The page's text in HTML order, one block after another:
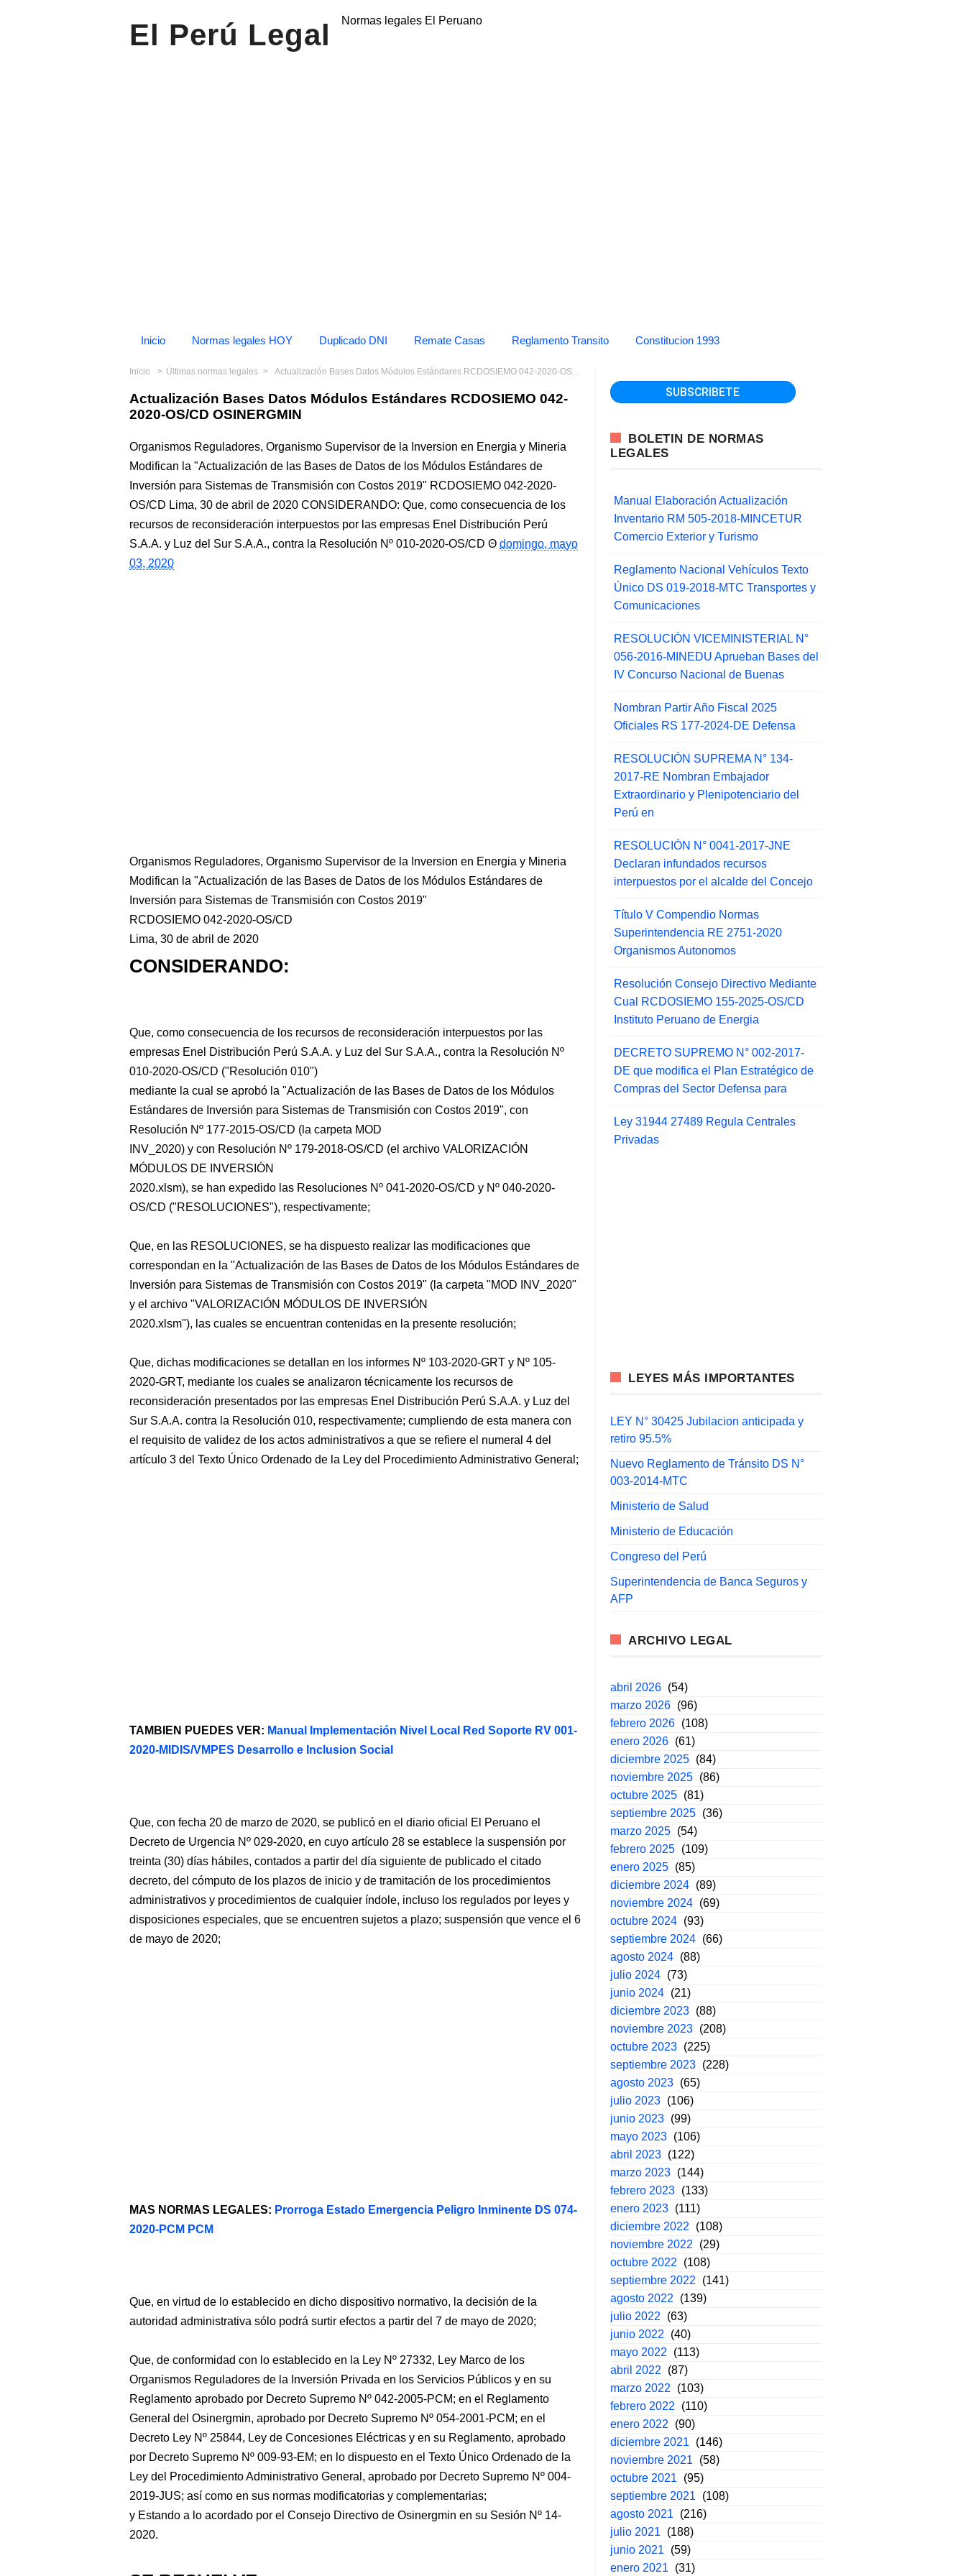
El Perú Legal Normas legales El Peruano
Inicio Normas legales HOY Duplicado DNI Remate Casas Reglamento Transito Constitucion 1993
Inicio Últimas normas legales Actualización Bases Datos Módulos Estándares RCDOSIEMO 042-2020-OS/CD OSINERGMIN
Actualización Bases Datos Módulos Estándares RCDOSIEMO 042-
2020-OS/CD OSINERGMIN
Organismos Reguladores, Organismo Supervisor de la Inversion en Energia y Mineria
Modifican la "Actualización de las Bases de Datos de los Módulos Estándares de
Inversión para Sistemas de Transmisión con Costos 2019" RCDOSIEMO 042-2020-
OS/CD Lima, 30 de abril de 2020 CONSIDERANDO: Que, como consecuencia de los
recursos de reconsideración interpuestos por las empresas Enel Distribución Perú
S.A.A. y Luz del Sur S.A.A., contra la Resolución Nº 010-2020-OS/CD
domingo, mayo
03, 2020
Organismos Reguladores, Organismo Supervisor de la Inversion en Energia y Mineria
Modifican la "Actualización de las Bases de Datos de los Módulos Estándares de
Inversión para Sistemas de Transmisión con Costos 2019"
RCDOSIEMO 042-2020-OS/CD
Lima, 30 de abril de 2020
CONSIDERANDO:
Que, como consecuencia de los recursos de reconsideración interpuestos por las
empresas Enel Distribución Perú S.A.A. y Luz del Sur S.A.A., contra la Resolución Nº
010-2020-OS/CD ("Resolución 010")
mediante la cual se aprobó la "Actualización de las Bases de Datos de los Módulos
Estándares de Inversión para Sistemas de Transmisión con Costos 2019", con
Resolución Nº 177-2015-OS/CD (la carpeta MOD
INV_2020) y con Resolución Nº 179-2018-OS/CD (el archivo VALORIZACIÓN
MÓDULOS DE INVERSIÓN
2020.xlsm), se han expedido las Resoluciones Nº 041-2020-OS/CD y Nº 040-2020-
OS/CD ("RESOLUCIONES"), respectivamente;
Que, en las RESOLUCIONES, se ha dispuesto realizar las modificaciones que
correspondan en la "Actualización de las Bases de Datos de los Módulos Estándares de
Inversión para Sistemas de Transmisión con Costos 2019" (la carpeta "MOD INV_2020"
y el archivo "VALORIZACIÓN MÓDULOS DE INVERSIÓN
2020.xlsm"), las cuales se encuentran contenidas en la presente resolución;
Que, dichas modificaciones se detallan en los informes Nº 103-2020-GRT y Nº 105-
2020-GRT, mediante los cuales se analizaron técnicamente los recursos de
reconsideración presentados por las empresas Enel Distribución Perú S.A.A. y Luz del
Sur S.A.A. contra la Resolución 010, respectivamente; cumpliendo de esta manera con
el requisito de validez de los actos administrativos a que se refiere el numeral 4 del
artículo 3 del Texto Único Ordenado de la Ley del Procedimiento Administrativo General;
TAMBIEN PUEDES VER: Manual Implementación Nivel Local Red Soporte RV 001-
2020-MIDIS/VMPES Desarrollo e Inclusion Social
Que, con fecha 20 de marzo de 2020, se publicó en el diario oficial El Peruano el
Decreto de Urgencia Nº 029-2020, en cuyo artículo 28 se establece la suspensión por
treinta (30) días hábiles, contados a partir del día siguiente de publicado el citado
decreto, del cómputo de los plazos de inicio y de tramitación de los procedimientos
administrativos y procedimientos de cualquier índole, incluso los regulados por leyes y
disposiciones especiales, que se encuentren sujetos a plazo; suspensión que vence el 6
de mayo de 2020;
MAS NORMAS LEGALES: Prorroga Estado Emergencia Peligro Inminente DS 074-
2020-PCM PCM
Que, en virtud de lo establecido en dicho dispositivo normativo, la decisión de la
autoridad administrativa sólo podrá surtir efectos a partir del 7 de mayo de 2020;
Que, de conformidad con lo establecido en la Ley Nº 27332, Ley Marco de los
Organismos Reguladores de la Inversión Privada en los Servicios Públicos y en su
Reglamento aprobado por Decreto Supremo Nº 042-2005-PCM; en el Reglamento
General del Osinergmin, aprobado por Decreto Supremo Nº 054-2001-PCM; en el
Decreto Ley Nº 25844, Ley de Concesiones Eléctricas y en su Reglamento, aprobado
por Decreto Supremo Nº 009-93-EM; en lo dispuesto en el Texto Único Ordenado de la
Ley del Procedimiento Administrativo General, aprobado por Decreto Supremo Nº 004-
2019-JUS; así como en sus normas modificatorias y complementarias;
y Estando a lo acordado por el Consejo Directivo de Osinergmin en su Sesión Nº 14-
2020.
BOLETIN DE NORMAS
LEGALES
Manual Elaboración Actualización
Inventario RM 505-2018-MINCETUR
Comercio Exterior y Turismo
Reglamento Nacional Vehículos Texto
Único DS 019-2018-MTC Transportes y
Comunicaciones
RESOLUCIÓN VICEMINISTERIAL N°
056-2016-MINEDU Aprueban Bases del
IV Concurso Nacional de Buenas
Nombran Partir Año Fiscal 2025
Oficiales RS 177-2024-DE Defensa
RESOLUCIÓN SUPREMA N° 134-
2017-RE Nombran Embajador
Extraordinario y Plenipotenciario del
Perú en
RESOLUCIÓN N° 0041-2017-JNE
Declaran infundados recursos
interpuestos por el alcalde del Concejo
Título V Compendio Normas
Superintendencia RE 2751-2020
Organismos Autonomos
Resolución Consejo Directivo Mediante
Cual RCDOSIEMO 155-2025-OS/CD
Instituto Peruano de Energia
DECRETO SUPREMO N° 002-2017-
DE que modifica el Plan Estratégico de
Compras del Sector Defensa para
Ley 31944 27489 Regula Centrales
Privadas
LEYES MÁS IMPORTANTES
LEY N° 30425 Jubilacion anticipada y
retiro 95.5%
Nuevo Reglamento de Tránsito DS N°
003-2014-MTC
Ministerio de Salud
Ministerio de Educación
Congreso del Perú
Superintendencia de Banca Seguros y
AFP
ARCHIVO LEGAL
abril 2026 (54)
marzo 2026 (96)
febrero 2026 (108)
enero 2026 (61)
diciembre 2025 (84)
noviembre 2025 (86)
octubre 2025 (81)
septiembre 2025 (36)
marzo 2025 (54)
febrero 2025 (109)
enero 2025 (85)
diciembre 2024 (89)
noviembre 2024 (69)
octubre 2024 (93)
septiembre 2024 (66)
agosto 2024 (88)
julio 2024 (73)
junio 2024 (21)
diciembre 2023 (88)
noviembre 2023 (208)
octubre 2023 (225)
septiembre 2023 (228)
agosto 2023 (65)
julio 2023 (106)
junio 2023 (99)
mayo 2023 (106)
abril 2023 (122)
marzo 2023 (144)
febrero 2023 (133)
enero 2023 (111)
diciembre 2022
(108)
noviembre 2022
(29)
octubre 2022
(108)
septiembre 2022
(141)
agosto 2022
(139)
julio 2022
(63)
junio 2022
(40)
mayo 2022
(113)
abril 2022
(87)
marzo 2022
(103)
febrero 2022
(110)
enero 2022
(90)
diciembre 2021
(146)
noviembre 2021
(58)
octubre 2021
(95)
septiembre 2021
(108)
agosto 2021
(216)
julio 2021
(188)
junio 2021
(59)
enero 2021
(31)